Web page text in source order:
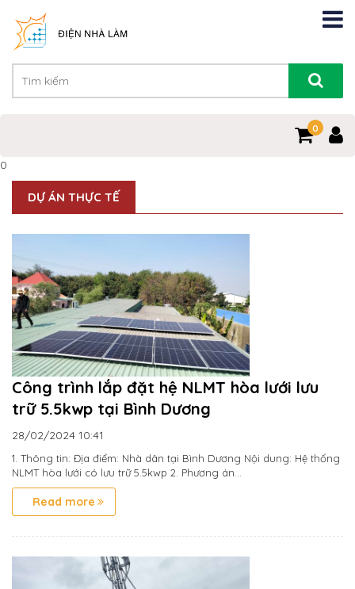
0
0
DỰ ÁN THỰC TẾ
Công trình lắp đặt hệ NLMT hòa lưới lưu
trữ 5.5kwp tại Bình Dương
28/02/2024 10:41
1. Thông tin: Địa điểm: Nhà dân tại Bình Dương Nội dung: Hệ thống
NLMT hòa lưới có lưu trữ 5.5kwp 2. Phương án...
Read more